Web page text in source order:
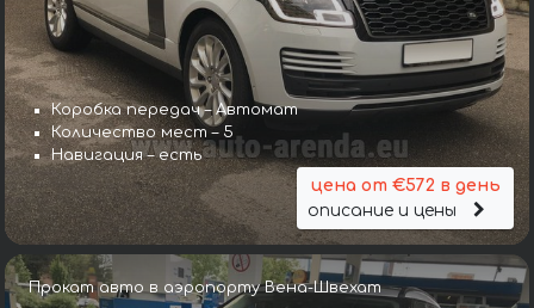
Коробка передач – Автомат
Количество мест – 5
Навигация – есть
цена от €572 в день
описание и цены
Прокат авто в аэропорту Вена-Швехат